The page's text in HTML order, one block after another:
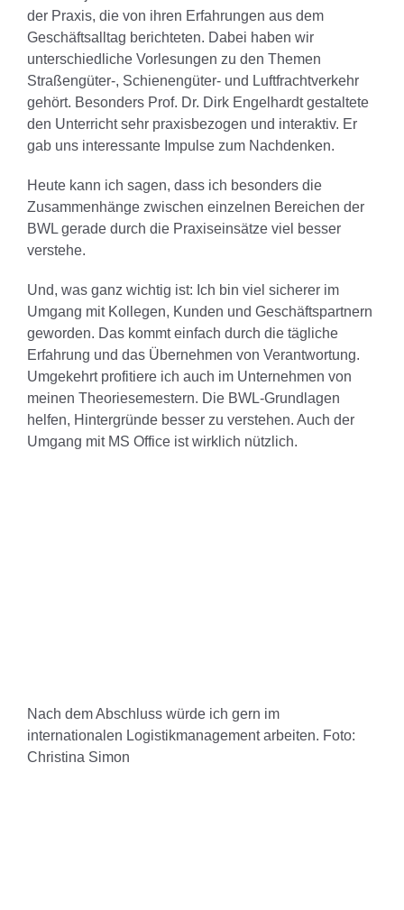
der Praxis, die von ihren Erfahrungen aus dem
Geschäftsalltag berichteten. Dabei haben wir
unterschiedliche Vorlesungen zu den Themen
Straßengüter-, Schienengüter- und Luftfrachtverkehr
gehört. Besonders Prof. Dr. Dirk Engelhardt gestaltete
den Unterricht sehr praxisbezogen und interaktiv. Er
gab uns interessante Impulse zum Nachdenken.
Heute kann ich sagen, dass ich besonders die
Zusammenhänge zwischen einzelnen Bereichen der
BWL gerade durch die Praxiseinsätze viel besser
verstehe.
Und, was ganz wichtig ist: Ich bin viel sicherer im
Umgang mit Kollegen, Kunden und Geschäftspartnern
geworden. Das kommt einfach durch die tägliche
Erfahrung und das Übernehmen von Verantwortung.
Umgekehrt profitiere ich auch im Unternehmen von
meinen Theoriesemestern. Die BWL-Grundlagen
helfen, Hintergründe besser zu verstehen. Auch der
Umgang mit MS Office ist wirklich nützlich.
Nach dem Abschluss würde ich gern im
internationalen Logistikmanagement arbeiten. Foto:
Christina Simon